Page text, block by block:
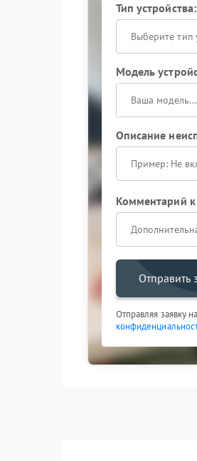
Тип устройства:
Выберите тип
Модель
Описание
Комментарий к
Отправить
Отправляя заявку